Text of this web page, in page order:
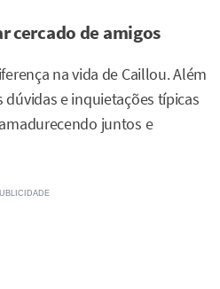
cercado de amigos
na vida de Caillou. Além
e inquietações típicas
juntos e